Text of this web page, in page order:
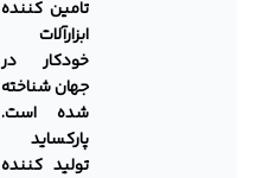
تامین کننده
ابزارآلات
خودکار در
جهان شناخته
شده است.
پارکساید
تولید کننده